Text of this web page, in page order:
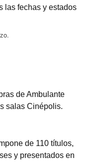
las fechas y estados
de Ambulante
salas Cinépolis.
de 110 títulos,
y presentados en